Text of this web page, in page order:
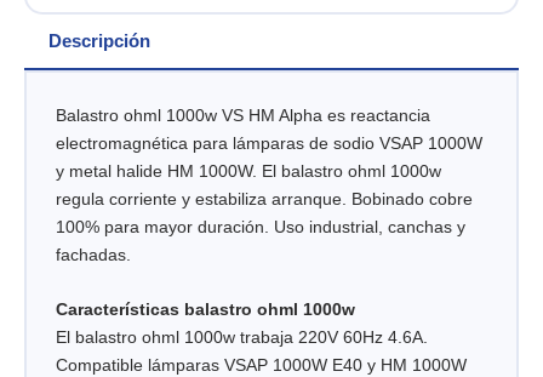
Descripción
Balastro ohml 1000w VS HM Alpha es reactancia
electromagnética para lámparas de sodio VSAP 1000W
y metal halide HM 1000W. El balastro ohml 1000w
regula corriente y estabiliza arranque. Bobinado cobre
100% para mayor duración. Uso industrial, canchas y
fachadas.
Características balastro ohml 1000w
El balastro ohml 1000w trabaja 220V 60Hz 4.6A.
Compatible lámparas VSAP 1000W E40 y HM 1000W